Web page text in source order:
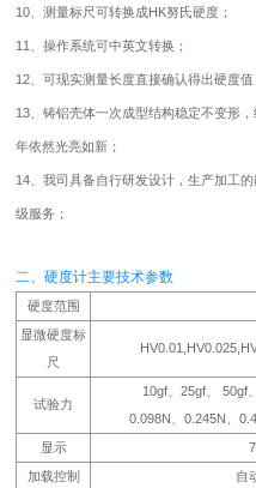
10、测量标尺可转换成HK努氏硬度；
11、操作系统可中英文转换；
12、可现实测量长度直接确认得出硬度值
13、铸铝壳体一次成型结构稳定不变形
年依然光亮如新；
14、我司具备自行研发设计，生产加工
级服务；
二、硬度计主要技术参数
硬度范围
显微硬度标
尺
试验力
10gf、25gf、 50gf
0.098N、0.245N、
显示
加载控制
自